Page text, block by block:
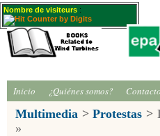
Nombre de visiteurs :
Inicio ¿Quiénes somos? Contacto
Multimedia > Protestas >
»